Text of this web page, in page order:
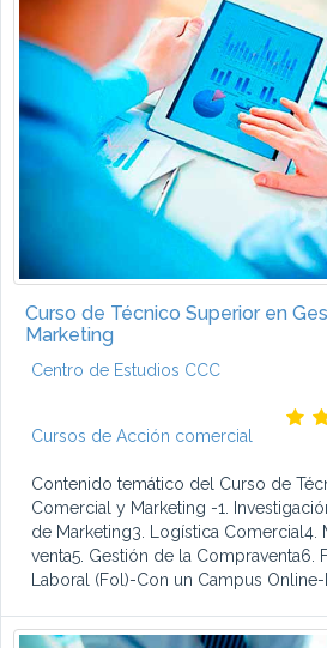
Curso de Técnico Superior en
Marketing
Centro de Estudios CCC
Cursos de Acción comercial
Contenido temático del Curso de
Comercial y Marketing -1.
de Marketing3. Logística Comercial4.
venta5. Gestión de la Compraventa6.
Laboral (Fol)-Con un Campus Online-